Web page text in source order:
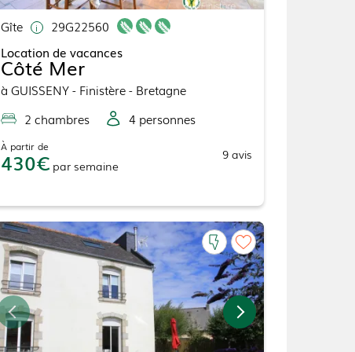
Gîte
29G22560
Location de vacances
Côté Mer
à GUISSENY- Finistère - Bretagne
2 chambres 4personnes
À partir de
430 par semaine
9avis